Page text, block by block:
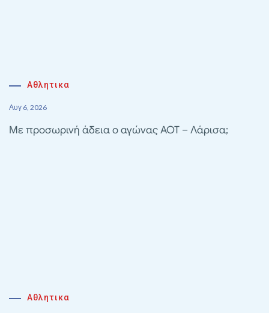
Αθλητικα
Αυγ 6, 2026
Με προσωρινή άδεια ο αγώνας ΑΟΤ – Λάρισα;
Αθλητικα